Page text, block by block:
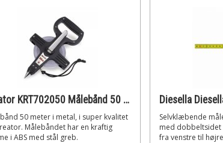
Kreator KRT702050 Målebånd 50 meter i metal
50 meter i metal, i super kvalitet
Målebåndet har en kraftig
i ABS med stål greb.
Selvklæbende
med
fra venstre til